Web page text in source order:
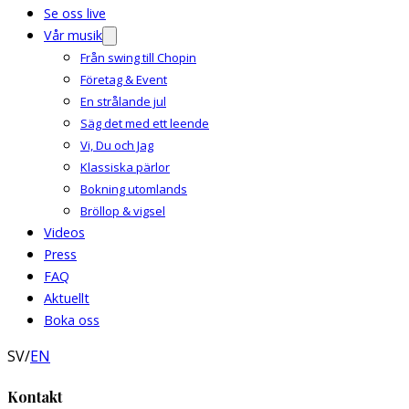
Se oss live
Vår musik
Från swing till Chopin
Företag & Event
En strålande jul
Säg det med ett leende
Vi, Du och Jag
Klassiska pärlor
Bokning utomlands
Bröllop & vigsel
Videos
Press
FAQ
Aktuellt
Boka oss
SV/EN
Kontakt